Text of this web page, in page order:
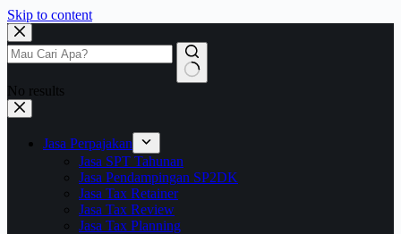
Skip to content
No results
Jasa Perpajakan
Jasa SPT Tahunan
Jasa Pendampingan SP2DK
Jasa Tax Retainer
Jasa Tax Review
Jasa Tax Planning